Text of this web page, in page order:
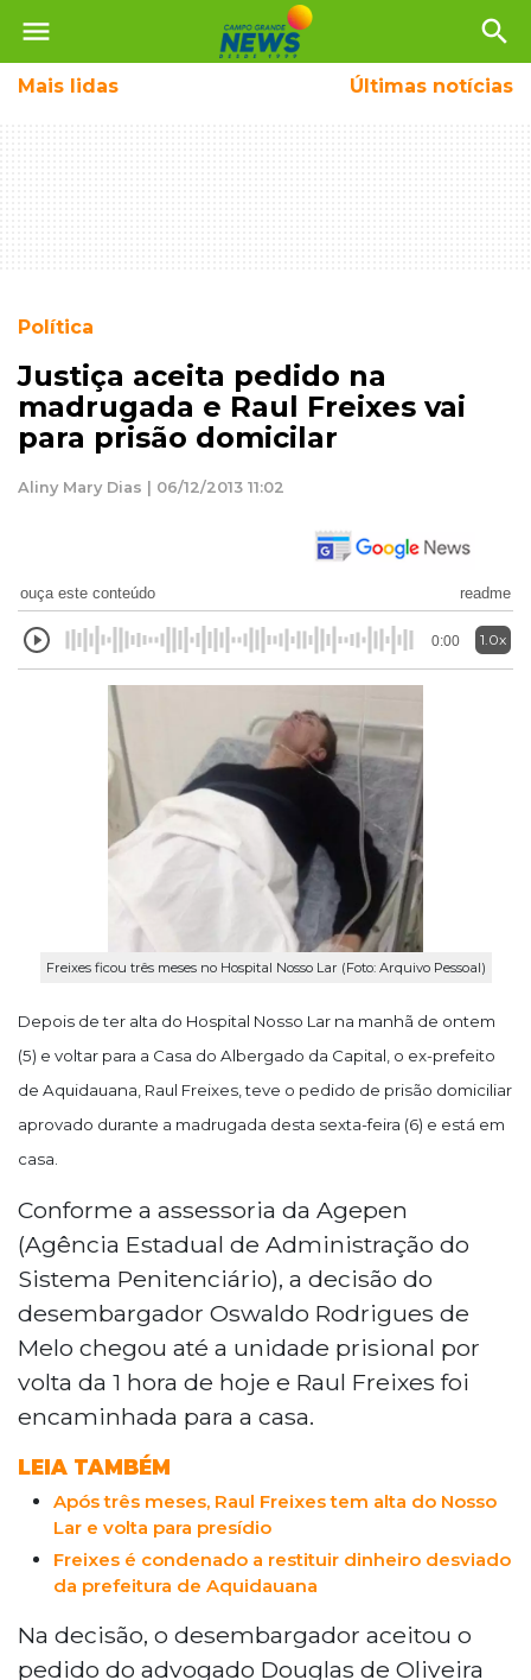
menu search
Mais lidas Últimas notícias
Política
Justiça aceita pedido na
madrugada e Raul Freixes vai
para prisão domicilar
Aliny Mary Dias | 06/12/2013 11:02
ouça este conteúdo readme
0:00 1.0x
Freixes ficou três meses no Hospital Nosso Lar (Foto: Arquivo Pessoal)
Depois de ter alta do Hospital Nosso Lar na manhã de ontem
(5) e voltar para a Casa do Albergado da Capital, o ex-prefeito
de Aquidauana, Raul Freixes, teve o pedido de prisão domiciliar
aprovado durante a madrugada desta sexta-feira (6) e está em
casa.
Conforme a assessoria da Agepen
(Agência Estadual de Administração do
Sistema Penitenciário), a decisão do
desembargador Oswaldo Rodrigues de
Melo chegou até a unidade prisional por
volta da 1 hora de hoje e Raul Freixes foi
encaminhada para a casa.
LEIA TAMBÉM
Após três meses, Raul Freixes tem alta do Nosso
Lar e volta para presídio
Freixes é condenado a restituir dinheiro desviado
da prefeitura de Aquidauana
Na decisão, o desembargador aceitou o
pedido do advogado Douglas de Oliveira